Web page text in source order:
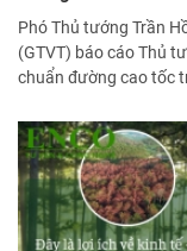
Phó Thủ tướng Trần
(GTVT) báo cáo Thủ
chuẩn đường cao tốc